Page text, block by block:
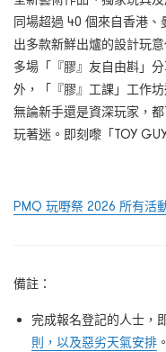
同場超過 40 個來自香港
出多款新鮮出爐的設計玩
多場「『膠』友自由斟」
外，「『膠』工課」工作
無論新手還是資深玩家，
玩著迷。即刻嚟「TOY
PMQ 玩嘢祭 2026 所有活
備註：
完成報名登記的人士，
則，以及惡劣天氣安排 。